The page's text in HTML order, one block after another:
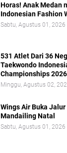
Horas! Anak Medan
Indonesian Fashion
Sabtu, Agustus 01, 2026
531 Atlet Dari 36
Taekwondo
Championships 2026
Minggu, Agustus 02,
Wings Air Buka
Mandailing Natal
Sabtu, Agustus 01, 2026